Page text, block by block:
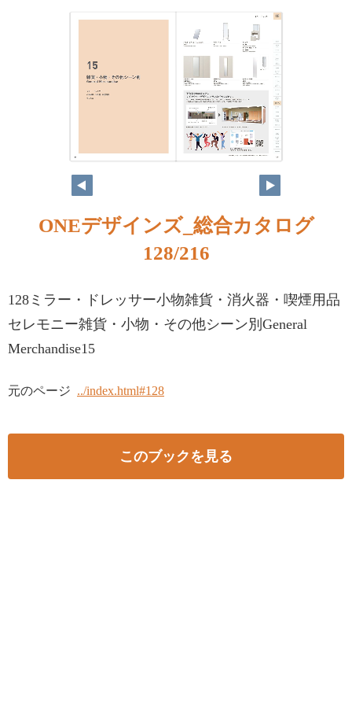
ONEデザインズ_総合カタログ
128/216
128ミラー・ドレッサー小物雑貨・消火器・喫煙用品
セレモニー雑貨・小物・その他シーン別General
Merchandise15
元のページ ../index.html#128
このブックを見る